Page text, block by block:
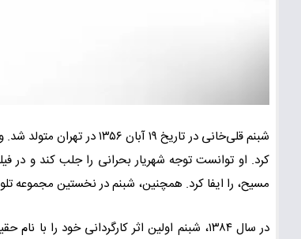
کرد. او توانست توجه شهریار بحرانی را جلب کند و در
مسیح، را ایفا کرد. همچنین، شبنم در نخستین مجموعه
در سال ۱۳۸۴، شبنم اولین اثر کارگردانی خود